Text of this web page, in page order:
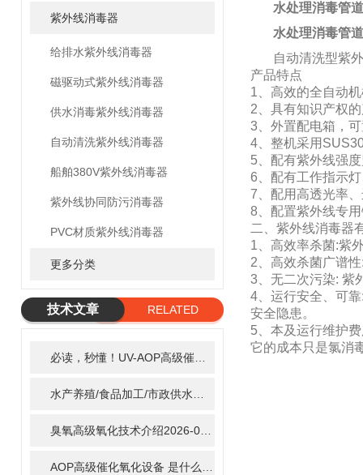
紫外线消毒器
给排水紫外线消毒器
磁驱动式紫外线消毒器
供水消毒紫外线消毒器
自动清洗紫外线消毒器
船舶380V紫外线消毒器
紫外线协同防污消毒器
PVC材质紫外线消毒器
更多分类
技术文章
RELATED
臭氧高级氧化技术介绍2026-02-27
水处理消毒管
水处理消毒管
自动清洗型紫
产品特点
1、高效的全自动
2、具有知识产权
3、外置配电箱，
4、整机采用
5、配有紫外线强
6、配有工作指示
7、配用高透光率
8、配置紫外线专
二、紫外线消毒
1、高效率杀菌:紫
2、高效杀菌广谱
3、无二次污染: 紫
4、运行安全、可
安全隐患。
5、本及运行维护
它的成本只是氯消